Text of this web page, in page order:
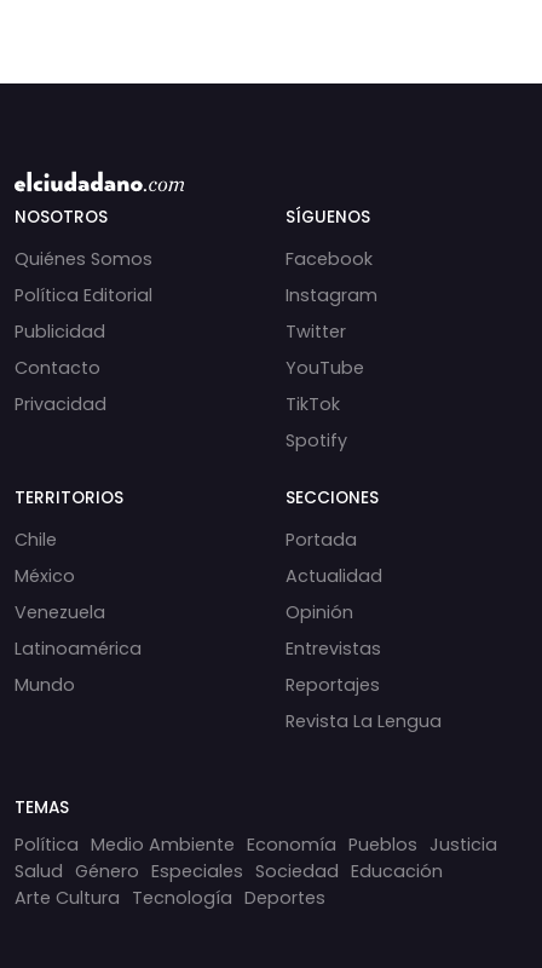
NOSOTROS
Quiénes Somos
Política Editorial
Publicidad
Contacto
Privacidad
SÍGUENOS
Facebook
Instagram
Twitter
YouTube
TikTok
Spotify
TERRITORIOS
Chile
México
Venezuela
Latinoamérica
Mundo
SECCIONES
Portada
Actualidad
Opinión
Entrevistas
Reportajes
Revista La Lengua
TEMAS
Política Medio Ambiente Economía Pueblos Justicia
Salud Género Especiales Sociedad Educación
Arte Cultura Tecnología Deportes